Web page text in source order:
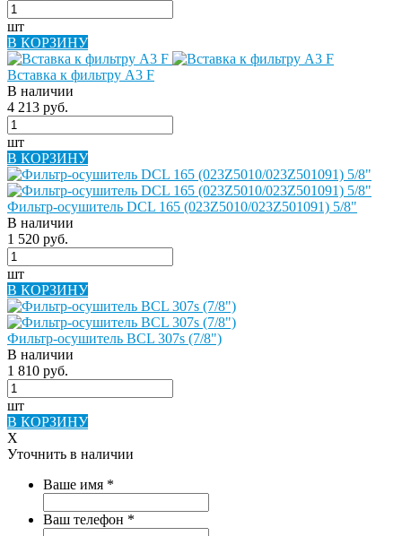
шт
В КОРЗИНУ
Вставка к фильтру A3 F
В наличии
4 213 руб.
шт
В КОРЗИНУ
Фильтр-осушитель DCL 165 (023Z5010/023Z501091) 5/8"
В наличии
1 520 руб.
шт
В КОРЗИНУ
Фильтр-осушитель BCL 307s (7/8")
В наличии
1 810 руб.
шт
В КОРЗИНУ
X
Уточнить в наличии
Ваше имя *
Ваш телефон *